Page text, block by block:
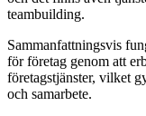
teambuilding.
Sammanfattningsvis
för företag genom att
företagstjänster, vilket
och samarbete.